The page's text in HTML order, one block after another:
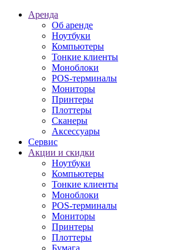
Аренда
Об аренде
Ноутбуки
Компьютеры
Тонкие клиенты
Моноблоки
POS-терминалы
Мониторы
Принтеры
Плоттеры
Сканеры
Аксессуары
Сервис
Акции и скидки
Ноутбуки
Компьютеры
Тонкие клиенты
Моноблоки
POS-терминалы
Мониторы
Принтеры
Плоттеры
Бумага